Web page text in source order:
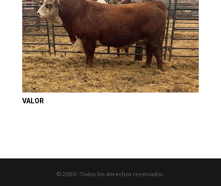
VALOR
© 2020 - Todos los derechos reservados.